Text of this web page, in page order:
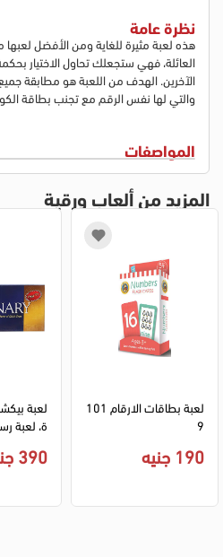
نظرة عامة
هذه لعبة مثيرة للغاية ومن الأفضل
العائلة، فهي ستجعلك تحاول الاختيار
الآخرين. الهدف من اللعبة هو مطابقة
والتي لها نفس الرقم مع تجنب بطاقة
المواصفات
المزيد من ألعاب ورقية
لعبة بطاقات الارقام 101
9
190 جنيه
لعبة
ة، لعبة
390 جنيه